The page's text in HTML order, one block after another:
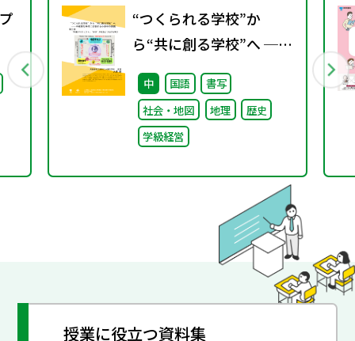
“つくられる学校”か
ら“共に創る学校”へ ──
不確実な時代に応答する
小津中の実践 第三回
「共創プロジェク
ト」“好き”が社会とつな
中 国語
書写
社会・地図
地理
歴史
学級経営
授業に役立つ資料集